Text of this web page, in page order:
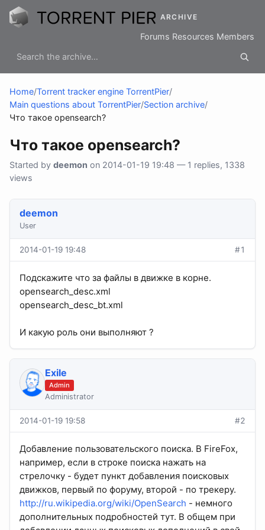
ARCHIVE
Forums Resources Members
Home/Torrent tracker engine TorrentPier/
Main questions about TorrentPier/Section archive/
Что такое opensearch?
Что такое opensearch?
Started by deemon on 2014-01-19 19:48 — 1 replies, 1338
views
deemon
User
2014-01-19 19:48 #1
Подскажите что за файлы в движке в корне.
opensearch_desc.xml
opensearch_desc_bt.xml
И какую роль они выполняют ?
Exile
Admin
Administrator
2014-01-19 19:58 #2
Добавление пользовательского поиска. В FireFox,
например, если в строке поиска нажать на
стрелочку - будет пункт добавления поисковых
движков, первый по форуму, второй - по трекеру.
http://ru.wikipedia.org/wiki/OpenSearch - немного
дополнительных подробностей тут. В общем при